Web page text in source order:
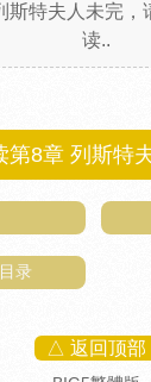
斯特夫人未完，
读..
8章 列斯特
录
△ 返回顶部